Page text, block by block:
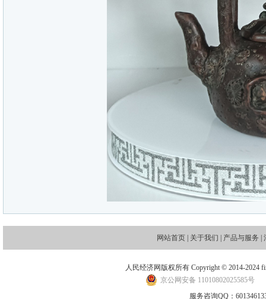
网站首页 关于我们 产品与服务
人民经济网版权所有 Copyright © 2014-2024
京公网安备 11010802025585号
服务咨询QQ：